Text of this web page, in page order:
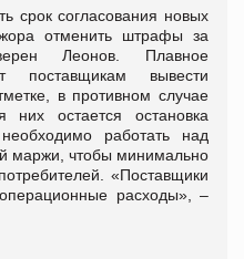
срок согласования новых
отменить штрафы за
Леонов. Плавное
поставщикам вывести
в противном случае
остается остановка
работать над
маржи, чтобы минимально
«Поставщики
расходы», –